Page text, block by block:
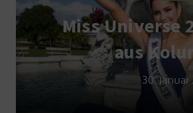
Miss Universe
aus
30. Januar